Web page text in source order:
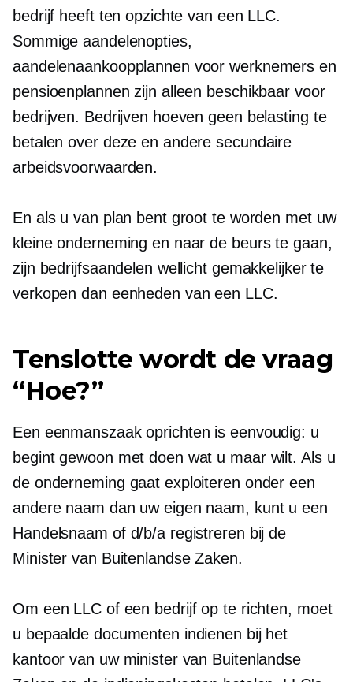
bedrijf heeft ten opzichte van een LLC.
Sommige aandelenopties,
aandelenaankoopplannen voor werknemers en
pensioenplannen zijn alleen beschikbaar voor
bedrijven. Bedrijven hoeven geen belasting te
betalen over deze en andere secundaire
arbeidsvoorwaarden.
En als u van plan bent groot te worden met uw
kleine onderneming en naar de beurs te gaan,
zijn bedrijfsaandelen wellicht gemakkelijker te
verkopen dan eenheden van een LLC.
Tenslotte wordt de vraag
“Hoe?”
Een eenmanszaak oprichten is eenvoudig: u
begint gewoon met doen wat u maar wilt. Als u
de onderneming gaat exploiteren onder een
andere naam dan uw eigen naam, kunt u een
Handelsnaam of d/b/a registreren bij de
Minister van Buitenlandse Zaken.
Om een ​​LLC of een bedrijf op te richten, moet
u bepaalde documenten indienen bij het
kantoor van uw minister van Buitenlandse